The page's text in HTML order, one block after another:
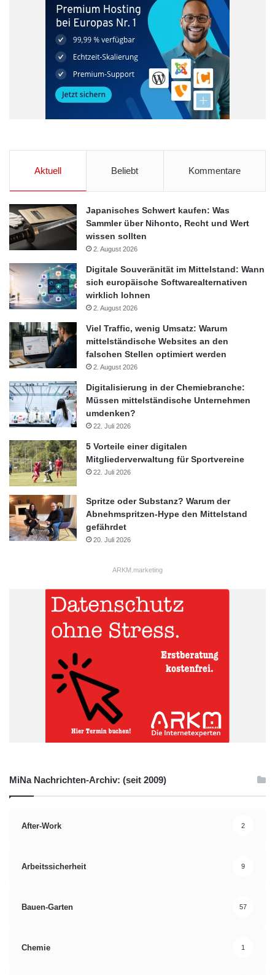
Aktuell Beliebt Kommentare
Japanisches Schwert kaufen: Was
Sammler über Nihonto, Recht und Wert
wissen sollten
2. August 2026
Digitale Souveränität im Mittelstand: Wann
sich europäische Softwarealternativen
wirklich lohnen
2. August 2026
Viel Traffic, wenig Umsatz: Warum
mittelständische Websites an den
falschen Stellen optimiert werden
2. August 2026
Digitalisierung in der Chemiebranche:
Müssen mittelständische Unternehmen
umdenken?
22. Juli 2026
5 Vorteile einer digitalen
Mitgliederverwaltung für Sportvereine
22. Juli 2026
Spritze oder Substanz? Warum der
Abnehmspritzen-Hype den Mittelstand
gefährdet
20. Juli 2026
ARKM.marketing
MiNa Nachrichten-Archiv: (seit 2009)
After-Work 2
Arbeitssicherheit 9
Bauen-Garten 57
Chemie 1